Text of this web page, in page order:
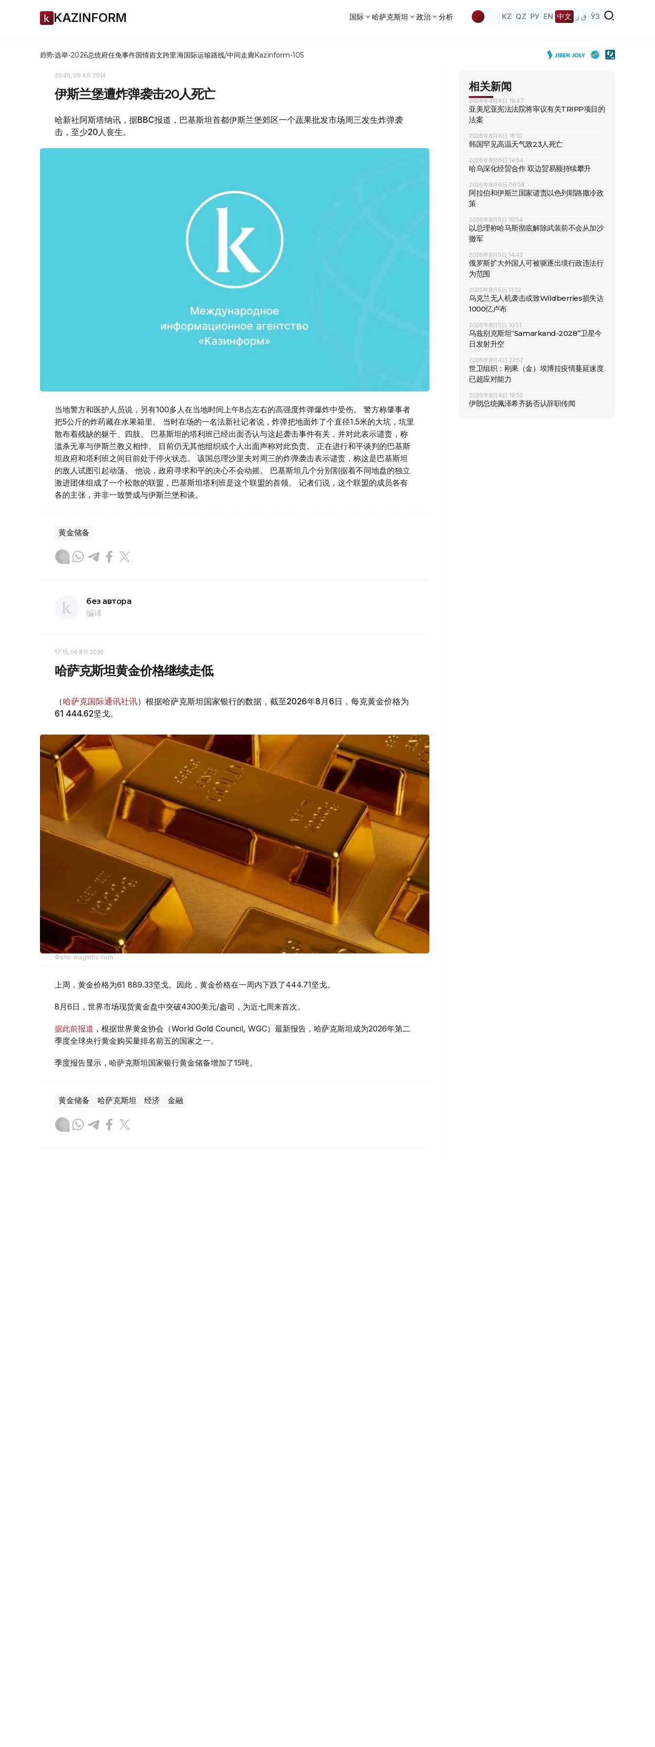
KAZINFORM 国际 哈萨克斯坦 政治 分析 KZ QZ РУ EN 中文 ق ز ЎЗ
趋势:选举-2026总统府任免事件国情咨文跨里海国际运输路线/中间走廊Kazinform-105
20:46, 09 4月 2014
伊斯兰堡遭炸弹袭击20人死亡
哈新社阿斯塔纳讯，据BBC报道，巴基斯坦首都伊斯兰堡郊区一个蔬果批发市场周三发生炸弹袭
击，至少20人丧生。
当地警方和医护人员说，另有100多人在当地时间上午8点左右的高强度炸弹爆炸中受伤。 警方称肇事者
把5公斤的炸药藏在水果箱里。 当时在场的一名法新社记者说，炸弹把地面炸了个直径1.5米的大坑，坑里
散布着残缺的躯干、四肢。 巴基斯坦的塔利班已经出面否认与这起袭击事件有关，并对此表示谴责，称
滥杀无辜与伊斯兰教义相悖。 目前仍无其他组织或个人出面声称对此负责。 正在进行和平谈判的巴基斯
坦政府和塔利班之间目前处于停火状态。 该国总理沙里夫对周三的炸弹袭击表示谴责，称这是巴基斯坦
的敌人试图引起动荡。 他说，政府寻求和平的决心不会动摇。 巴基斯坦几个分别割据着不同地盘的独立
激进团体组成了一个松散的联盟，巴基斯坦塔利班是这个联盟的首领。 记者们说，这个联盟的成员各有
各的主张，并非一致赞成与伊斯兰堡和谈。
黄金储备
без автора
编译
17:15, 06 8月 2026
哈萨克斯坦黄金价格继续走低
（哈萨克国际通讯社讯）根据哈萨克斯坦国家银行的数据，截至2026年8月6日，每克黄金价格为
61 444.62坚戈。
Фото: magnific.com
上周，黄金价格为61 889.33坚戈。因此，黄金价格在一周内下跌了444.71坚戈。
8月6日，世界市场现货黄金盘中突破4300美元/盎司，为近七周来首次。
据此前报道 ，根据世界黄金协会（World Gold Council, WGC）最新报告，哈萨克斯坦成为2026年第二
季度全球央行黄金购买量排名前五的国家之一。
季度报告显示，哈萨克斯坦国家银行黄金储备增加了15吨。
黄金储备 哈萨克斯坦 经济 金融
相关新闻
2026年8月6日 19:47
亚美尼亚宪法法院将审议有关TRIPP项目的
法案
2026年8月6日 16:10
韩国罕见高温天气致23人死亡
2026年8月6日 14:54
哈乌深化经贸合作 双边贸易额持续攀升
2026年8月6日 08:58
阿拉伯和伊斯兰国家谴责以色列耶路撒冷政
策
2026年8月5日 19:54
以总理称哈马斯彻底解除武装前不会从加沙
撤军
2026年8月5日 14:42
俄罗斯扩大外国人可被驱逐出境行政违法行
为范围
2026年8月5日 11:32
乌克兰无人机袭击或致Wildberries损失达
1000亿卢布
2026年8月5日 10:51
乌兹别克斯坦“Samarkand-2028”卫星今
日发射升空
2026年8月4日 22:52
世卫组织：刚果（金）埃博拉疫情蔓延速度
已超应对能力
2026年8月4日 19:50
伊朗总统佩泽希齐扬否认辞职传闻